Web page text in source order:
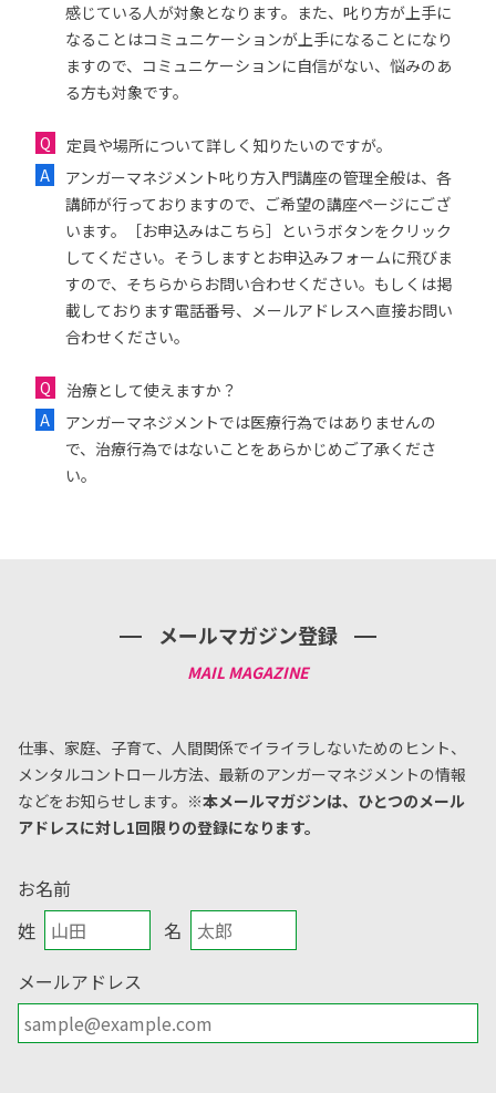
感じている人が対象となります。また、叱り方が上手に
なることはコミュニケーションが上手になることになり
ますので、コミュニケーションに自信がない、悩みのあ
る方も対象です。
定員や場所について詳しく知りたいのですが。
アンガーマネジメント叱り方入門講座の管理全般は、各
講師が行っておりますので、ご希望の講座ページにござ
います。［お申込みはこちら］というボタンをクリック
してください。そうしますとお申込みフォームに飛びま
すので、そちらからお問い合わせください。もしくは掲
載しております電話番号、メールアドレスへ直接お問い
合わせください。
治療として使えますか？
アンガーマネジメントでは医療行為ではありませんの
で、治療行為ではないことをあらかじめご了承くださ
い。
メールマガジン登録
仕事、家庭、子育て、人間関係でイライラしないためのヒント、
メンタルコントロール方法、 最新のアンガーマネジメントの情報
などをお知らせします。 ※本メールマガジンは、ひとつのメール
アドレスに対し1回限りの登録になります。
お名前
姓
名
メールアドレス